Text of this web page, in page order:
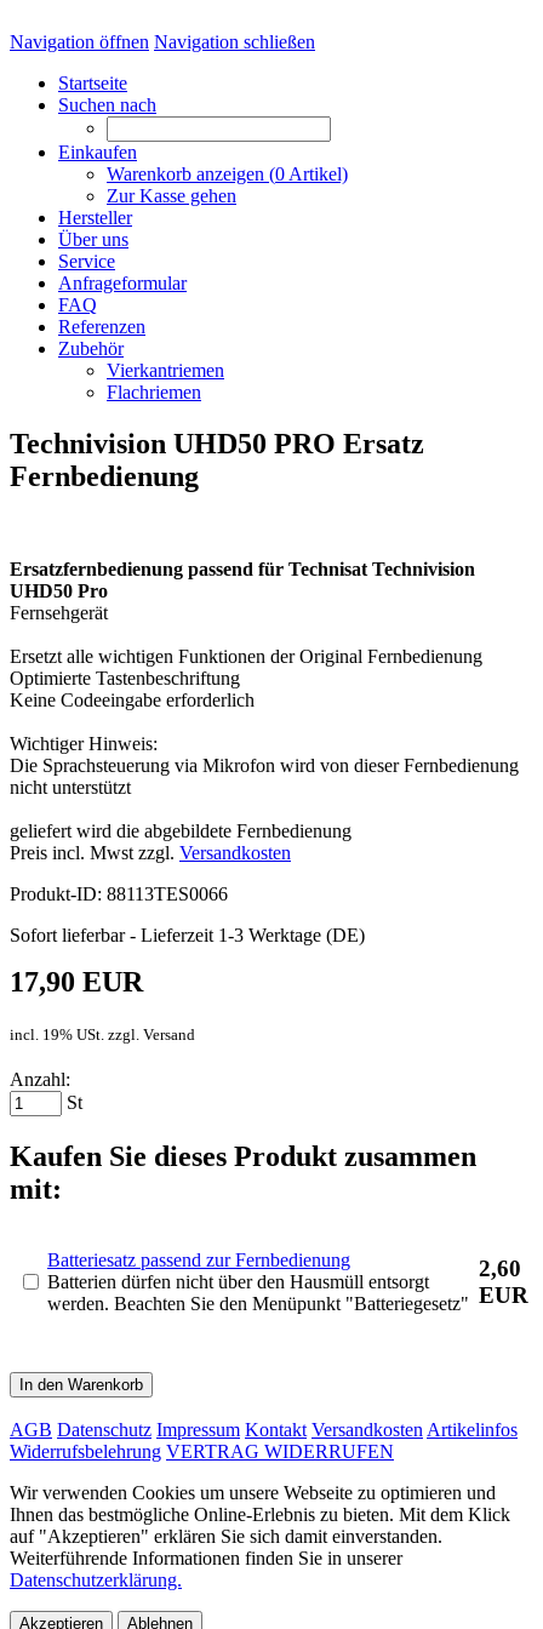
Navigation öffnen Navigation schließen
Startseite
Suchen nach
Einkaufen
Warenkorb anzeigen (0 Artikel)
Zur Kasse gehen
Hersteller
Über uns
Service
Anfrageformular
FAQ
Referenzen
Zubehör
Vierkantriemen
Flachriemen
Technivision UHD50 PRO Ersatz
Fernbedienung
Ersatzfernbedienung passend für Technisat Technivision
UHD50 Pro
Fernsehgerät
Ersetzt alle wichtigen Funktionen der Original Fernbedienung
Optimierte Tastenbeschriftung
Keine Codeeingabe erforderlich
Wichtiger Hinweis:
Die Sprachsteuerung via Mikrofon wird von dieser Fernbedienung
nicht unterstützt
geliefert wird die abgebildete Fernbedienung
Preis incl. Mwst zzgl. Versandkosten
Produkt-ID: 88113TES0066
Sofort lieferbar - Lieferzeit 1-3 Werktage (DE)
17,90 EUR
incl. 19% USt. zzgl. Versand
Anzahl:
St
Kaufen Sie dieses Produkt zusammen
mit:
Batteriesatz passend zur Fernbedienung
Batterien dürfen nicht über den Hausmüll entsorgt
werden. Beachten Sie den Menüpunkt "Batteriegesetz"
2,60
EUR
In den Warenkorb
AGB Datenschutz Impressum Kontakt Versandkosten Artikelinfos
Widerrufsbelehrung VERTRAG WIDERRUFEN
Wir verwenden Cookies um unsere Webseite zu optimieren und
Ihnen das bestmögliche Online-Erlebnis zu bieten. Mit dem Klick
auf "Akzeptieren" erklären Sie sich damit einverstanden.
Weiterführende Informationen finden Sie in unserer
Datenschutzerklärung.
Akzeptieren Ablehnen